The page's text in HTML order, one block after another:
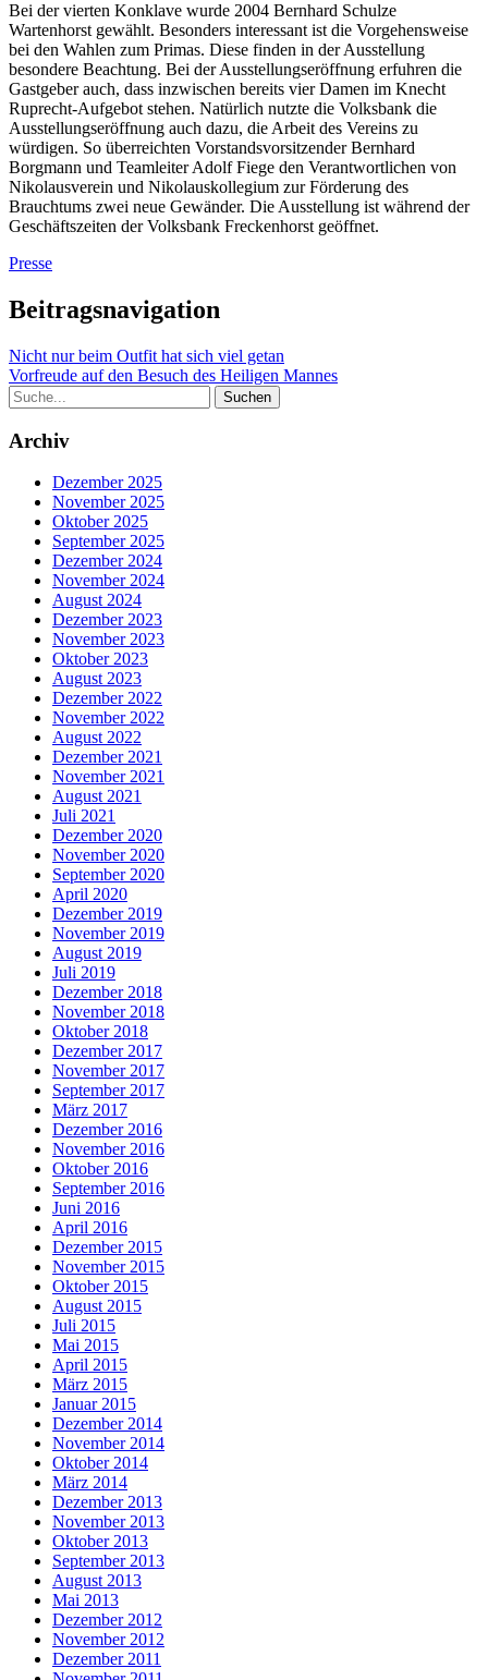
Bei der vierten Konklave wurde 2004 Bernhard Schulze
Wartenhorst gewählt. Besonders interessant ist die Vorgehensweise
bei den Wahlen zum Primas. Diese finden in der Ausstellung
besondere Beachtung. Bei der Ausstellungseröffnung erfuhren die
Gastgeber auch, dass inzwischen bereits vier Damen im Knecht
Ruprecht-Aufgebot stehen. Natürlich nutzte die Volksbank die
Ausstellungseröffnung auch dazu, die Arbeit des Vereins zu
würdigen. So überreichten Vorstandsvorsitzender Bernhard
Borgmann und Teamleiter Adolf Fiege den Verantwortlichen von
Nikolausverein und Nikolauskollegium zur Förderung des
Brauchtums zwei neue Gewänder. Die Ausstellung ist während der
Geschäftszeiten der Volksbank Freckenhorst geöffnet.
Presse
Beitragsnavigation
Nicht nur beim Outfit hat sich viel getan
Vorfreude auf den Besuch des Heiligen Mannes
Archiv
Dezember 2025
November 2025
Oktober 2025
September 2025
Dezember 2024
November 2024
August 2024
Dezember 2023
November 2023
Oktober 2023
August 2023
Dezember 2022
November 2022
August 2022
Dezember 2021
November 2021
August 2021
Juli 2021
Dezember 2020
November 2020
September 2020
April 2020
Dezember 2019
November 2019
August 2019
Juli 2019
Dezember 2018
November 2018
Oktober 2018
Dezember 2017
November 2017
September 2017
März 2017
Dezember 2016
November 2016
Oktober 2016
September 2016
Juni 2016
April 2016
Dezember 2015
November 2015
Oktober 2015
August 2015
Juli 2015
Mai 2015
April 2015
März 2015
Januar 2015
Dezember 2014
November 2014
Oktober 2014
März 2014
Dezember 2013
November 2013
Oktober 2013
September 2013
August 2013
Mai 2013
Dezember 2012
November 2012
Dezember 2011